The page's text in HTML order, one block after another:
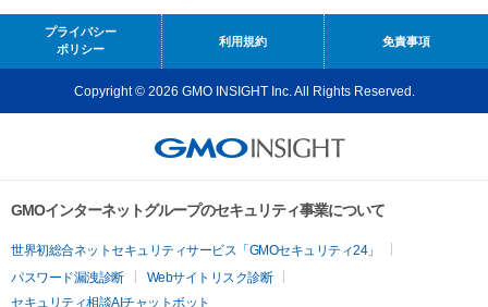
プライバシー
ポリシー
利用規約 免責事項
Copyright © 2026 GMO INSIGHT Inc. All Rights Reserved.
GMOインターネットグループのセキュリティ事業について
世界初総合ネットセキュリティサービス「GMOセキュリティ24」
パスワード漏洩診断
Webサイトリスク診断
セキュリティ相談AIチャットボット